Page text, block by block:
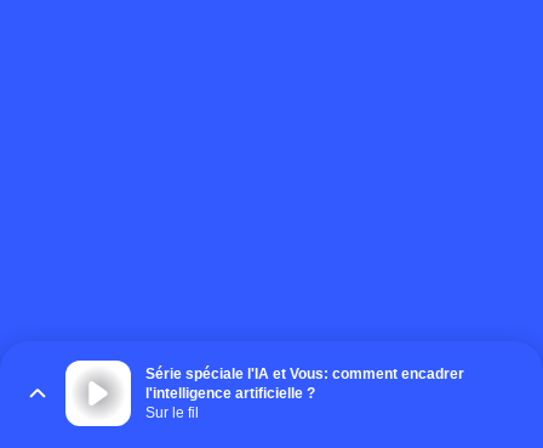
Série spéciale l'IA et Vous: comment encadrer
l'intelligence artificielle ?
Sur le fil